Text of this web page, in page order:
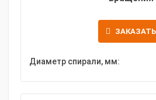
ЗАКАЗАТЬ
Диаметр спирали, мм: